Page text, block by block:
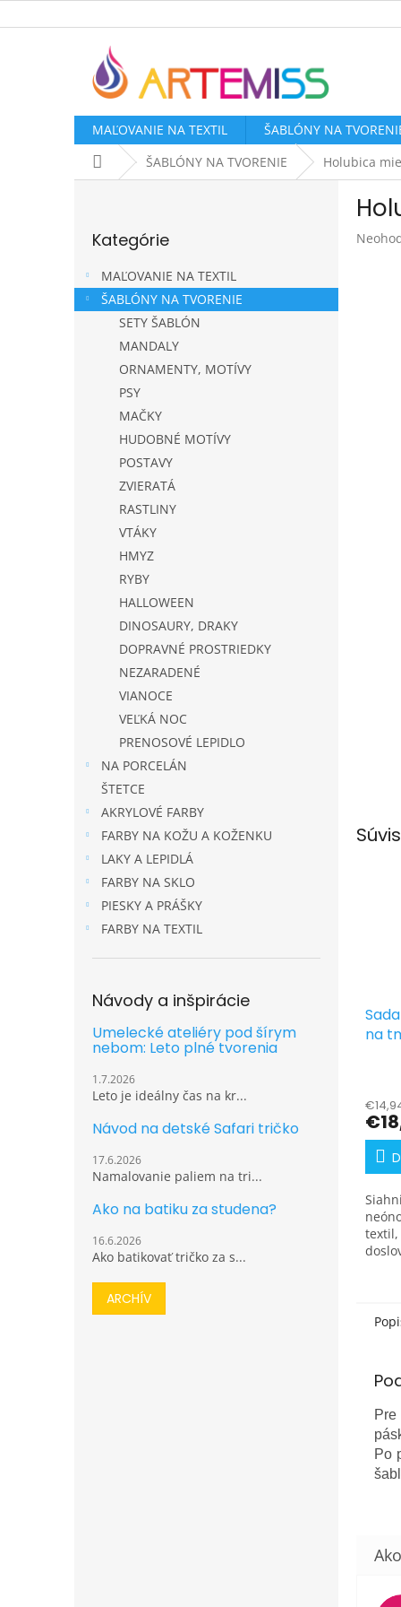
na
MAĽOVANIE NA TEXTIL ŠABLÓNY NA
DomovŠABLÓNY NA TVORENIE Holubica
p
a
kategórie
Kategórie
MAĽOVANIE NA TEXTIL
ŠABLÓNY NA TVORENIE
SETY ŠABLÓN
MANDALY
ORNAMENTY, MOTÍVY
PSY
MAČKY
HUDOBNÉ MOTÍVY
POSTAVY
ZVIERATÁ
RASTLINY
VTÁKY
HMYZ
RYBY
HALLOWEEN
DINOSAURY, DRAKY
DOPRAVNÉ PROSTRIEDKY
NEZARADENÉ
VIANOCE
VEĽKÁ NOC
PRENOSOVÉ LEPIDLO
NA PORCELÁN
ŠTETCE
AKRYLOVÉ FARBY
FARBY NA KOŽU A KOŽENKU
LAKY A LEPIDLÁ
FARBY NA SKLO
PIESKY A PRÁŠKY
FARBY NA TEXTIL
Návody a inšpirácie
Umelecké ateliéry pod šírym
nebom: Leto plné tvorenia
1.7.2026
Leto je ideálny čas na kr...
Návod na detské Safari tričko
17.6.2026
Namalovanie paliem na tri...
Ako na batiku za studena?
16.6.2026
Ako batikovať tričko za s...
ARCHÍV
na
textil,
Po